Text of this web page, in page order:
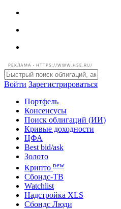
РЕКЛАМА • HTTPS://WWW.HSE.RU/
Войти Зарегистрироваться
Портфель
Консенсусы
Поиск облигаций (ИИ)
Кривые доходности
ЦФА
Best bid/ask
Золото
Крипто new